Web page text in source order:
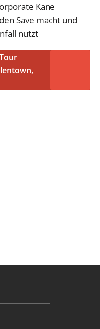
Kane
Save macht und
nutzt